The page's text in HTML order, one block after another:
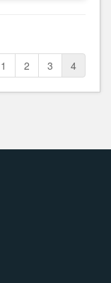
1 2 3 4